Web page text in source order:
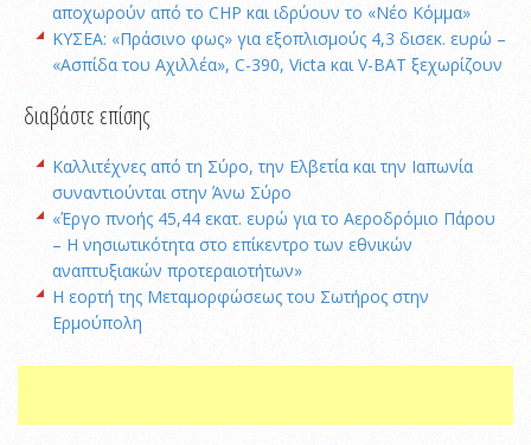
αποχωρούν από το CHP και ιδρύουν το «Νέο Κόμμα»
ΚΥΣΕΑ: «Πράσινο φως» για εξοπλισμούς 4,3 δισεκ. ευρώ –
«Ασπίδα του Αχιλλέα», C-390, Victa και V-BAT ξεχωρίζουν
διαβάστε επίσης
Καλλιτέχνες από τη Σύρο, την Ελβετία και την Ιαπωνία
συναντιούνται στην Άνω Σύρο
«Έργο πνοής 45,44 εκατ. ευρώ για το Αεροδρόμιο Πάρου
– Η νησιωτικότητα στο επίκεντρο των εθνικών
αναπτυξιακών προτεραιοτήτων»
Η εορτή της Μεταμορφώσεως του Σωτήρος στην
Ερμούπολη